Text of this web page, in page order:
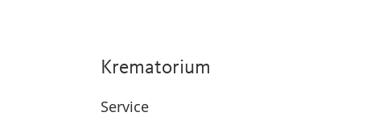
Krematorium
Service